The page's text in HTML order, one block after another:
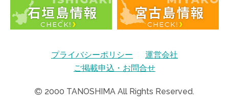
プライバシーポリシー
運営会社
ご掲載申込・お問合せ
2000 TANOSHIMA All Rights Reserved.